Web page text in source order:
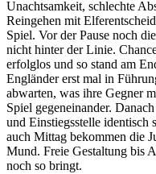
Unachtsamkeit, schlechte
Reingehen mit
Spiel. Vor der Pause noch
nicht hinter der Linie.
erfolglos und so stand am
Engländer erst mal in
abwarten, was ihre Gegner
Spiel gegeneinander.
und Einstiegsstelle identisch
auch Mittag bekommen die
Mund. Freie Gestaltung bis
noch so bringt.